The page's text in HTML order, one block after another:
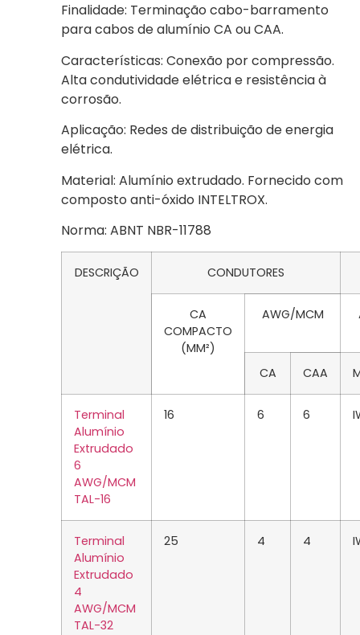
Finalidade: Terminação cabo-barramento
para cabos de alumínio CA ou CAA.
Características: Conexão por compressão.
Alta condutividade elétrica e resistência à
corrosão.
Aplicação: Redes de distribuição de energia
elétrica.
Material: Alumínio extrudado. Fornecido com
composto anti-óxido INTELTROX.
Norma: ABNT NBR-11788
DESCRIÇÃO CONDUTORES
CA
COMPACTO
(MM²)
AWG/MCM
CA CAA
Terminal
Alumínio
Extrudado
6
AWG/MCM
TAL-16
16 6 6
Terminal
Alumínio
Extrudado
4
AWG/MCM
TAL-32
25 4 4